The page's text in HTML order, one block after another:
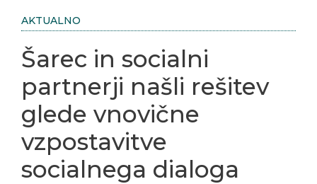
AKTUALNO
Šarec in socialni
partnerji našli rešitev
glede vnovične
vzpostavitve
socialnega dialoga